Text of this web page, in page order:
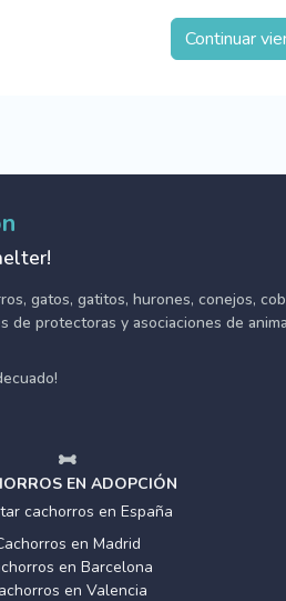
Continuar
gatos, gatitos, hurones, conejos,
de protectoras y asociaciones de
EN ADOPCIÓN
cachorros en España
en Madrid
en Barcelona
en Valencia